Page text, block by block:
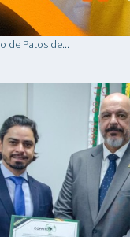
de Patos de...